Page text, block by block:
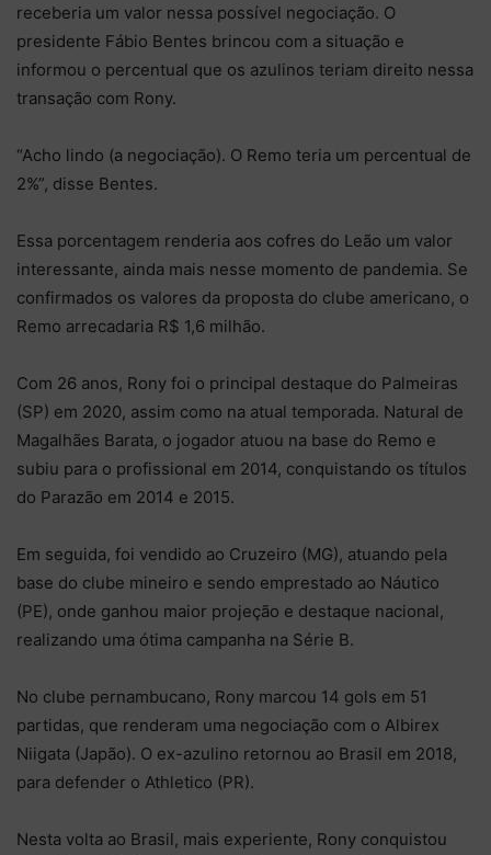
receberia um valor nessa possível negociação. O
presidente Fábio Bentes brincou com a situação e
informou o percentual que os azulinos teriam direito nessa
transação com Rony.
“Acho lindo (a negociação). O Remo teria um percentual de
2%”, disse Bentes.
Essa porcentagem renderia aos cofres do Leão um valor
interessante, ainda mais nesse momento de pandemia. Se
confirmados os valores da proposta do clube americano, o
Remo arrecadaria R$ 1,6 milhão.
Com 26 anos, Rony foi o principal destaque do Palmeiras
(SP) em 2020, assim como na atual temporada. Natural de
Magalhães Barata, o jogador atuou na base do Remo e
subiu para o profissional em 2014, conquistando os títulos
do Parazão em 2014 e 2015.
Em seguida, foi vendido ao Cruzeiro (MG), atuando pela
base do clube mineiro e sendo emprestado ao Náutico
(PE), onde ganhou maior projeção e destaque nacional,
realizando uma ótima campanha na Série B.
No clube pernambucano, Rony marcou 14 gols em 51
partidas, que renderam uma negociação com o Albirex
Niigata (Japão). O ex-azulino retornou ao Brasil em 2018,
para defender o Athletico (PR).
Nesta volta ao Brasil, mais experiente, Rony conquistou